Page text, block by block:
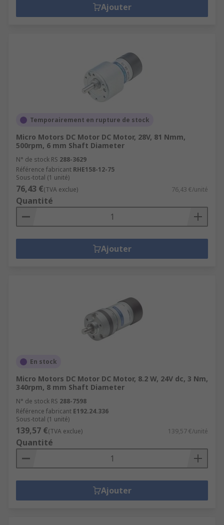
Ajouter
Temporairement en rupture de stock
Micro Motors DC Motor DC Motor, 28V, 81 Nmm,
500rpm, 6 mm Shaft Diameter
N° de stock RS 288-3629
Référence fabricant RHE158-12-75
Sous-total (1 unité)
76,43 €(TVA exclue) 76,43 €/unité
Quantité
Ajouter
En stock
Micro Motors DC Motor DC Motor, 8.2 W, 24V dc, 3 Nm,
340rpm, 8 mm Shaft Diameter
N° de stock RS 288-7598
Référence fabricant E192.24.336
Sous-total (1 unité)
139,57 €(TVA exclue) 139,57 €/unité
Quantité
Ajouter